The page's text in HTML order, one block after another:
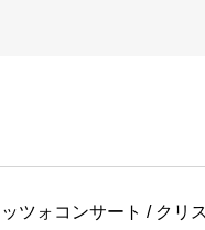
ツォコンサート / クリ